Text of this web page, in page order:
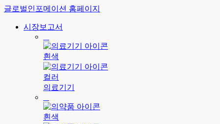
글로벌인포메이션 홈페이지
시장보고서
의료기기